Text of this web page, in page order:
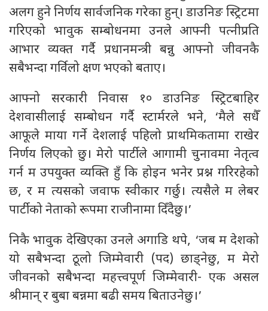
अलग हुने निर्णय सार्वजनिक गरेका हुन्। डाउनिङ स्ट्रिटमा
गरिएको भावुक सम्बोधनमा उनले आफ्नी पत्नीप्रति
आभार व्यक्त गर्दै प्रधानमन्त्री बन्नु आफ्नो जीवनकै
सबैभन्दा गर्विलो क्षण भएको बताए।
आफ्नो सरकारी निवास १० डाउनिङ स्ट्रिटबाहिर
देशवासीलाई सम्बोधन गर्दै स्टार्मरले भने, ‘मैले सधैँ
आफूले माया गर्ने देशलाई पहिलो प्राथमिकतामा राखेर
निर्णय लिएको छु। मेरो पार्टीले आगामी चुनावमा नेतृत्व
गर्न म उपयुक्त व्यक्ति हुँ कि होइन भनेर प्रश्न गरिरहेको
छ, र म त्यसको जवाफ स्वीकार गर्छु। त्यसैले म लेबर
पार्टीको नेताको रूपमा राजीनामा दिँदैछु।’
निकै भावुक देखिएका उनले अगाडि थपे, ‘जब म देशको
यो सबैभन्दा ठूलो जिम्मेवारी (पद) छाड्नेछु, म मेरो
जीवनको सबैभन्दा महत्त्वपूर्ण जिम्मेवारी- एक असल
श्रीमान् र बुबा बन्नमा बढी समय बिताउनेछु।’